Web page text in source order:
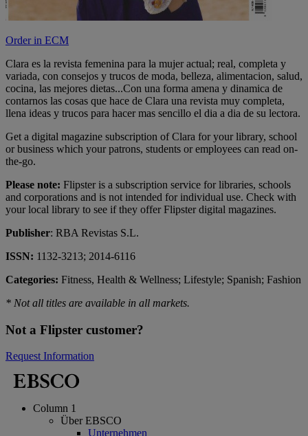
Order in ECM
Clara es la revista femenina para la mujer actual; real, completa y
variada, con consejos y trucos de moda, belleza, alimentacion, salud,
cocina, las mejores dietas...Con una forma amena y dinamica de
contarnos las cosas que hace de Clara una revista muy completa,
llena ideas y trucos para hacer mas sencillo el dia a dia de su lectora.
Get a digital magazine subscription of Clara for your library, school
or business which your patrons, students or employees can read on-
the-go.
Please note: Flipster is a subscription service for libraries, schools
and corporations and is not intended for individual use. Check with
your local library to see if they offer Flipster digital magazines.
Publisher: RBA Revistas S.L.
ISSN: 1132-3213; 2014-6116
Categories: Fitness, Health & Wellness; Lifestyle; Spanish; Fashion
* Not all titles are available in all markets.
Not a Flipster customer?
Request Information
Column 1
Über EBSCO
Unternehmen